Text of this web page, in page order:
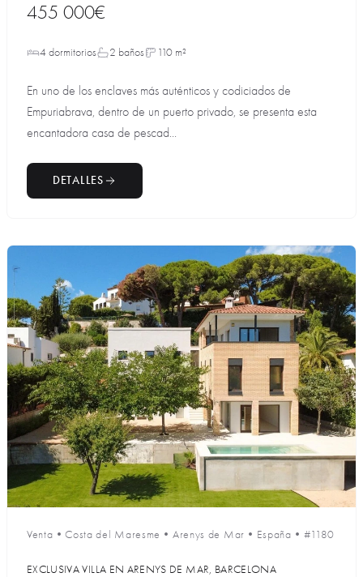
455 000€
4 dormitorios 2 baños 110 m²
En uno de los enclaves más auténticos y codiciados de
Empuriabrava, dentro de un puerto privado, se presenta esta
encantadora casa de pescad...
DETALLES
Venta •Costa del Maresme • Arenys de Mar • España • #1180
EXCLUSIVA VILLA EN ARENYS DE MAR, BARCELONA